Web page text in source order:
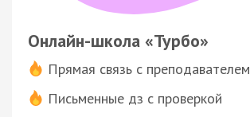
Онлайн-школа «Турбо»
Прямая связь с преподавателем
Письменные дз с проверкой